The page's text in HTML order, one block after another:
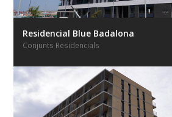
Residencial Blue Badalona
Conjunts Residencials